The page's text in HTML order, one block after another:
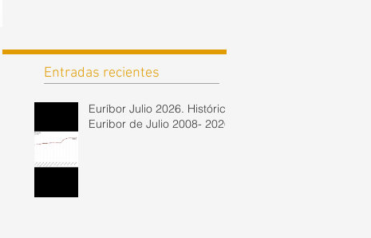
Entradas recientes
Euríbor Julio 2026. Histórico
Euribor de Julio 2008- 2026